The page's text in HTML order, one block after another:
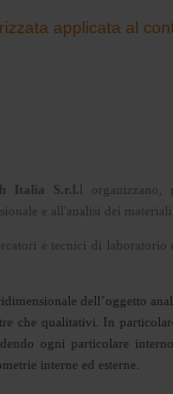
applicata al
Italia S.r.l.l organizzano,
e all'analisi dei
e tecnici di
dell’oggetto
che qualitativi. In
ogni particolare
interne ed esterne.